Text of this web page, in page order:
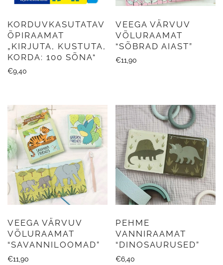
KORDUVKASUTATAV
ÕPIRAAMAT
„KIRJUTA, KUSTUTA,
KORDA: 100 SÕNA“
€9,40
VEEGA VÄRVUV
VÕLURAAMAT
“SÕBRAD AIAST”
€11,90
VEEGA VÄRVUV
VÕLURAAMAT
“SAVANNILOOMAD”
€11,90
PEHME
VANNIRAAMAT
“DINOSAURUSED”
€6,40